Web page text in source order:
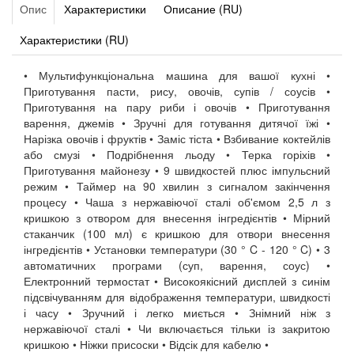
Опис Характеристики
Описание (RU)
Характеристики (RU)
• Мультифункціональна машина для вашої кухні •
Приготування пасти, рису, овочів, супів / соусів •
Приготування на пару риби і овочів • Приготування
варення, джемів • Зручні для готування дитячої їжі •
Нарізка овочів і фруктів • Заміс тіста • Взбивание коктейлів
або смузі • Подрібнення льоду • Терка горіхів •
Приготування майонезу • 9 швидкостей плюс імпульсний
режим • Таймер на 90 хвилин з сигналом закінчення
процесу • Чаша з нержавіючої сталі об'ємом 2,5 л з
кришкою з отвором для внесення інгредієнтів • Мірний
стаканчик (100 мл) є кришкою для отвори внесення
інгредієнтів • Установки температури (30 ° C - 120 ° C) • 3
автоматичних програми (суп, варення, соус) •
Електронний термостат • Високоякісний дисплей з синім
підсвічуванням для відображення температури, швидкості
і часу • Зручний і легко миється • Знімний ніж з
нержавіючої сталі • Чи включається тільки із закритою
кришкою • Ніжки присоски • Відсік для кабелю •